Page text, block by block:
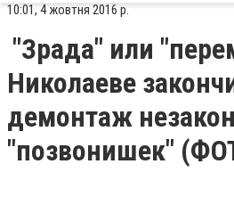
10:01, 4 жовтня 2016 р.
"Зрада" или
Николаеве
демонтаж
"позвонишек"